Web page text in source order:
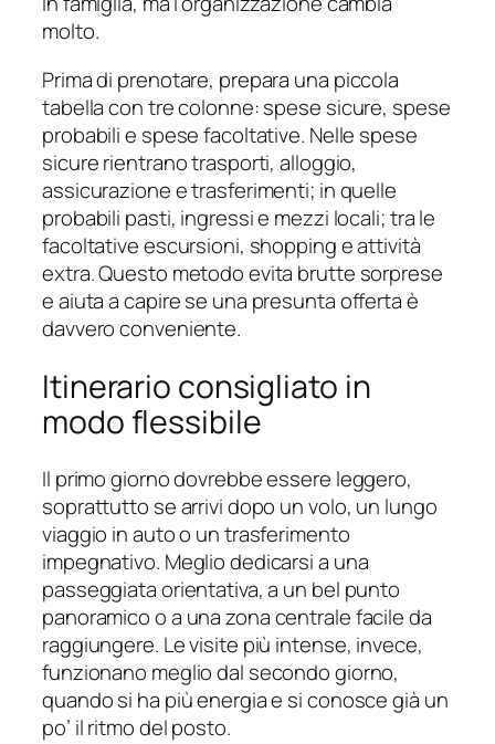
molto.
Prima di prenotare, prepara una piccola
tabella con tre colonne: spese sicure, spese
probabili e spese facoltative. Nelle spese
sicure rientrano trasporti, alloggio,
assicurazione e trasferimenti; in quelle
probabili pasti, ingressi e mezzi locali; tra le
facoltative escursioni, shopping e attività
extra. Questo metodo evita brutte sorprese
e aiuta a capire se una presunta offerta è
davvero conveniente.
Itinerario consigliato in
modo flessibile
Il primo giorno dovrebbe essere leggero,
soprattutto se arrivi dopo un volo, un lungo
viaggio in auto o un trasferimento
impegnativo. Meglio dedicarsi a una
passeggiata orientativa, a un bel punto
panoramico o a una zona centrale facile da
raggiungere. Le visite più intense, invece,
funzionano meglio dal secondo giorno,
quando si ha più energia e si conosce già un
po’ il ritmo del posto.